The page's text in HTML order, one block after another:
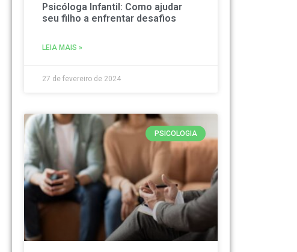
Psicóloga Infantil: Como ajudar
seu filho a enfrentar desafios
LEIA MAIS »
27 de fevereiro de 2024
PSICOLOGIA